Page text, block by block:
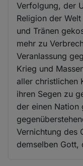
Verfolgung, der
Religion der
und Tränen
mehr zu
Veranlassung
Krieg und
aller christlichen
ihren Segen zu
der einen
Vernichtung des
demselben Gott,